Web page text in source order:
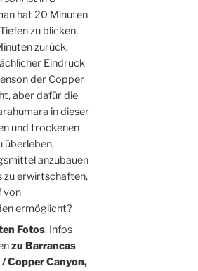
hat 20 Minuten
zu blicken,
zurück.
Eindruck
der Copper
aber dafür die
in dieser
und trockenen
überleben,
anzubauen
zu erwirtschaften,
von
ermöglicht?
Fotos, Infos
zu Barrancas
Copper Canyon,